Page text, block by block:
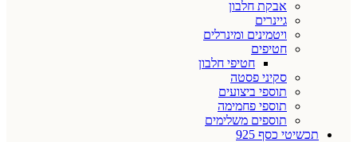
אבקת חלבון
גיינרים
ויטמינים ומינרלים
חטיפים
חטיפי חלבון
סקיני פסטה
תוספי ביצועים
תוספי פחמימה
תוספים משלימים
תכשיטי כסף 925